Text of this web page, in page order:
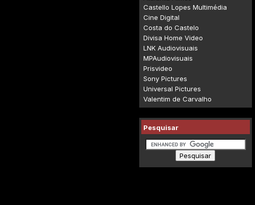
Castello Lopes Multimédia
Cine Digital
Costa do Castelo
Divisa Home Video
LNK Audiovisuais
MPAudiovisuais
Prisvideo
Sony Pictures
Universal Pictures
Valentim de Carvalho
Pesquisar